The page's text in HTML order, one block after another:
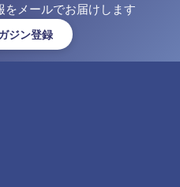
をメールでお届けします
ジン登録